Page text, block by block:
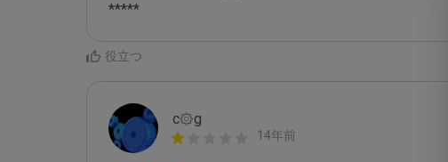
*****
役立つ
c۞g
14年前